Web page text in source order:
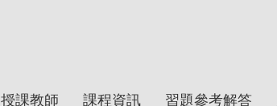
授課教師 課程資訊 習題參考解答